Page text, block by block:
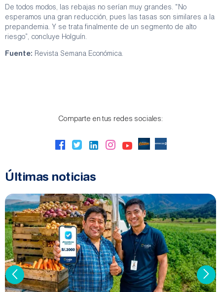
De todos modos, las rebajas no serían muy grandes. “No
esperamos una gran reducción, pues las tasas son similares a la
prepandemia. Y se trata finalmente de un segmento de alto
riesgo”, concluye Holguín.
Fuente: Revista Semana Económica.
Comparte en tus redes sociales:
Últimas noticias